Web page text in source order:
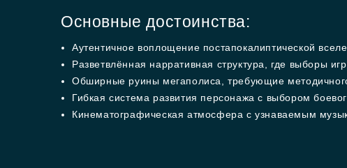
Основные достоинства:
Аутентичное воплощение постапокалиптической
Разветвлённая нарративная структура, где выборы
Обширные руины мегаполиса, требующие
Гибкая система развития персонажа с выбором
Кинематографическая атмосфера с узнаваемым